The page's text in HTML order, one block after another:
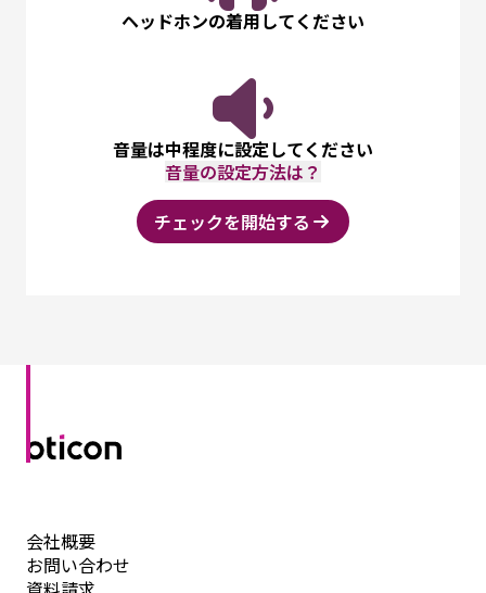
ヘッドホンの着用してください
音量は中程度に設定してください
音量の設定方法は？
チェックを開始する
会社概要
お問い合わせ